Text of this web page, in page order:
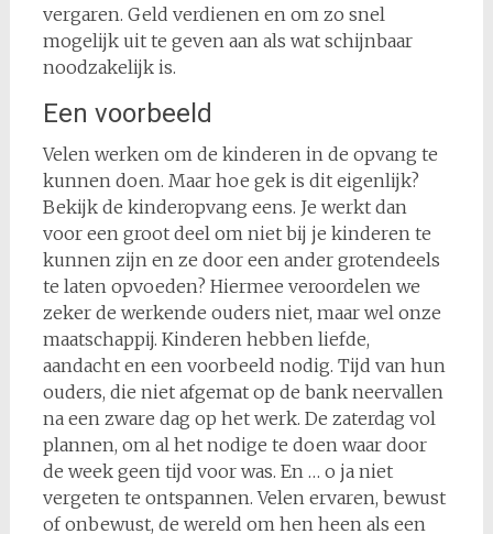
vergaren. Geld verdienen en om zo snel
mogelijk uit te geven aan als wat schijnbaar
noodzakelijk is.
Een voorbeeld
Velen werken om de kinderen in de opvang te
kunnen doen. Maar hoe gek is dit eigenlijk?
Bekijk de kinderopvang eens. Je werkt dan
voor een groot deel om niet bij je kinderen te
kunnen zijn en ze door een ander grotendeels
te laten opvoeden? Hiermee veroordelen we
zeker de werkende ouders niet, maar wel onze
maatschappij. Kinderen hebben liefde,
aandacht en een voorbeeld nodig. Tijd van hun
ouders, die niet afgemat op de bank neervallen
na een zware dag op het werk. De zaterdag vol
plannen, om al het nodige te doen waar door
de week geen tijd voor was. En … o ja niet
vergeten te ontspannen. Velen ervaren, bewust
of onbewust, de wereld om hen heen als een